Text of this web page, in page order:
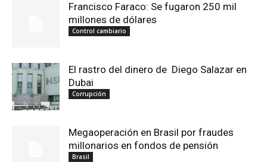
Francisco Faraco: Se fugaron 250 mil
millones de dólares
Control cambiario
El rastro del dinero de Diego Salazar en
Dubai
Corrupción
Megaoperación en Brasil por fraudes
millonarios en fondos de pensión
Brasil